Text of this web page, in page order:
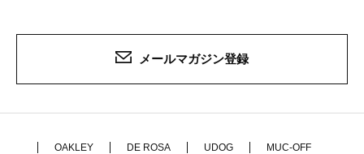
メールマガジン登録
OAKLEY DE ROSA UDOG
MUC-OFF